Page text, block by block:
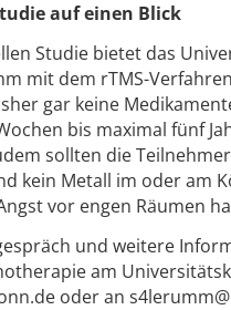
auf einen Blick
Studie bietet das
mit dem rTMS-
gar keine
bis maximal fünf
sollten die
kein Metall im oder am
vor engen Räumen
und weitere
am
oder an